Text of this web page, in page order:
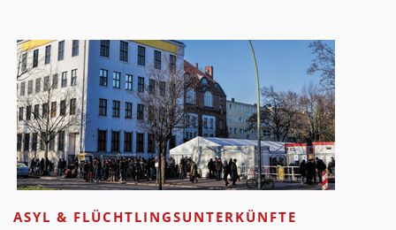
ASYL & FLÜCHTLINGSUNTERKÜNFTE